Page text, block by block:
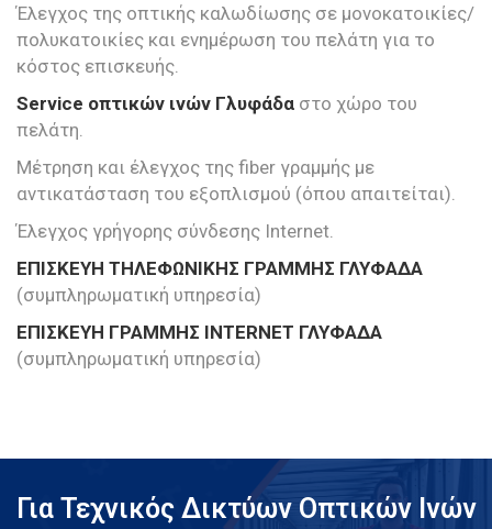
Έλεγχος της οπτικής καλωδίωσης σε μονοκατοικίες/
πολυκατοικίες και ενημέρωση του πελάτη για το
κόστος επισκευής.
Service οπτικών ινών Γλυφάδα στο χώρο του
πελάτη.
Μέτρηση και έλεγχος της fiber γραμμής με
αντικατάσταση του εξοπλισμού (όπου απαιτείται).
Έλεγχος γρήγορης σύνδεσης Internet.
ΕΠΙΣΚΕΥΗ ΤΗΛΕΦΩΝΙΚΗΣ ΓΡΑΜΜΗΣ ΓΛΥΦΑΔΑ
(συμπληρωματική υπηρεσία)
ΕΠΙΣΚΕΥΗ ΓΡΑΜΜΗΣ INTERNET ΓΛΥΦΑΔΑ
(συμπληρωματική υπηρεσία)
Για Τεχνικός Δικτύων Οπτικών Ινών